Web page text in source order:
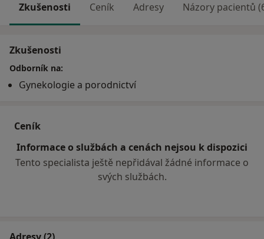
Zkušenosti Ceník Adresy Názory pacientů
Zkušenosti
Odborník na:
Gynekologie a porodnictví
Ceník
Informace o službách a cenách nejsou k dispozici
Tento specialista ještě nepřidával žádné informace o
svých službách.